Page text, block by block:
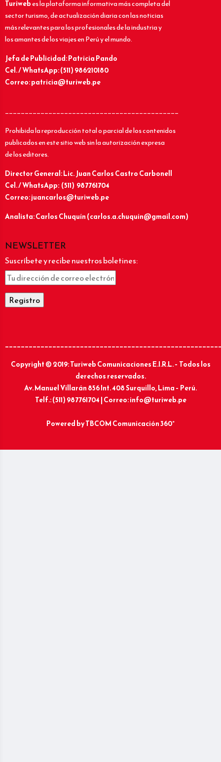
Turiwebes la plataforma informativa más completa del
sector turismo, de actualización diaria con las noticias
más relevantes para los profesionales de la industria y
los amantes de los viajes en Perú y el mundo.
Jefa de Publicidad: Patricia Pando
Cel. / WhatsApp: (511) 986210180
Correo: patricia@turiweb.pe
____________________________________________
Prohibida la reproducción total o parcial de los contenidos
publicados en este sitio web sin la autorización expresa
de los editores.
Director General: Lic.Juan Carlos Castro Carbonell
Cel. / WhatsApp: (511) 987761704
Correo: juancarlos@turiweb.pe
Analista: Carlos Chuquín (carlos.a.chuquin@gmail.com)
NEWSLETTER
Suscríbete y recibe nuestros boletines:
Copyright © 2019: Turiweb Comunicaciones E.I.R.L. – Todos los
derechos reservados.
Av. Manuel Villarán 856 Int. 408 Surquillo, Lima – Perú.
Telf.: (511) 987761704 | Correo: info@turiweb.pe
Powered byTBCOM Comunicación 360°